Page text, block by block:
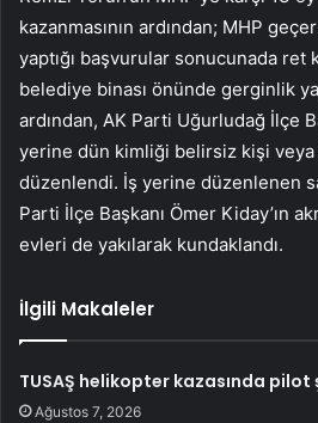
kazanmasının ardından; MHP
yaptığı başvurular sonucunada ret
belediye binası önünde gerginlik
ardından, AK Parti Uğurludağ İlçe
yerine dün kimliği belirsiz kişi veya
düzenlendi. İş yerine düzenlenen
Parti İlçe Başkanı Ömer Kiday’ın
evleri de yakılarak kundaklandı.
İlgili Makaleler
TUSAŞ helikopter kazasında
Ağustos 7, 2026